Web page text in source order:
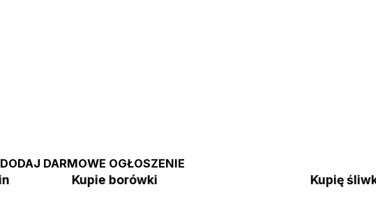
DODAJ DARMOWE OGŁOSZENIE
Kupie borówki Kupię